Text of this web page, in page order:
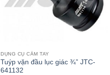
DỤNG CỤ CẦM TAY
Tuýp vặn đầu lục giác ¾” JTC-
641132